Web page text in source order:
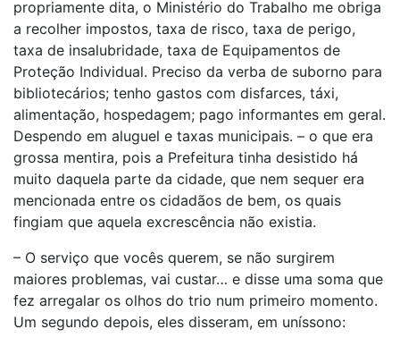
propriamente dita, o Ministério do Trabalho me obriga
a recolher impostos, taxa de risco, taxa de perigo,
taxa de insalubridade, taxa de Equipamentos de
Proteção Individual. Preciso da verba de suborno para
bibliotecários; tenho gastos com disfarces, táxi,
alimentação, hospedagem; pago informantes em geral.
Despendo em aluguel e taxas municipais. – o que era
grossa mentira, pois a Prefeitura tinha desistido há
muito daquela parte da cidade, que nem sequer era
mencionada entre os cidadãos de bem, os quais
fingiam que aquela excrescência não existia.
– O serviço que vocês querem, se não surgirem
maiores problemas, vai custar… e disse uma soma que
fez arregalar os olhos do trio num primeiro momento.
Um segundo depois, eles disseram, em uníssono: